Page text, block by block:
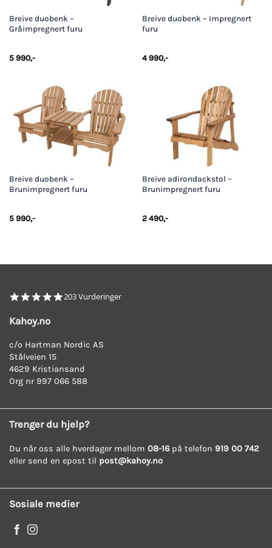
Breive duobenk –
Gråimpregnert furu
5 990,-
Breive duobenk – Impregnert
furu
4 990,-
Breive duobenk –
Brunimpregnert furu
5 990,-
Breive adirondackstol –
Brunimpregnert furu
2 490,-
4.8
203 Vurderinger
Kahoy.no
c/o Hartman Nordic AS
Stålveien 15
4629 Kristiansand
Org nr 997 066 588
Trenger du hjelp?
Du når oss alle hverdager mellom 08-16på telefon 919 00 742
eller send en epost til post@kahoy.no
Sosiale medier